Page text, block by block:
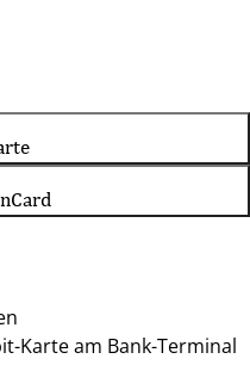
Karte am Bank-Terminal